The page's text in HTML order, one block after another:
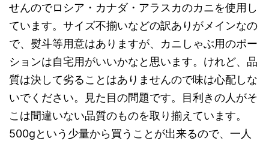
せんのでロシア・カナダ・アラスカのカニを使用し
ています。サイズ不揃いなどの訳ありがメインなの
で、熨斗等用意はありますが、カニしゃぶ用のポー
ションは自宅用がいいかなと思います。けれど、品
質は決して劣ることはありませんので味は心配しな
いでください。見た目の問題です。目利きの人がそ
こは間違いない品質のものを取り揃えています。
500gという少量から買うことが出来るので、一人